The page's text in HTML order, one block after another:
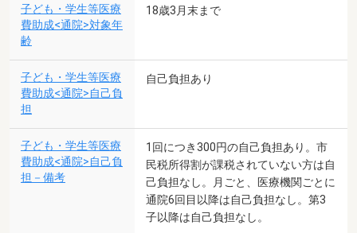
子ども・学生等医療
費助成<通院>対象年
齢
18歳3月末まで
子ども・学生等医療
費助成<通院>自己負
担
自己負担あり
子ども・学生等医療
費助成<通院>自己負
担－備考
1回につき300円の自己負担あり。市
民税所得割が課税されていない方は自
己負担なし。月ごと、医療機関ごとに
通院6回目以降は自己負担なし。第3
子以降は自己負担なし。